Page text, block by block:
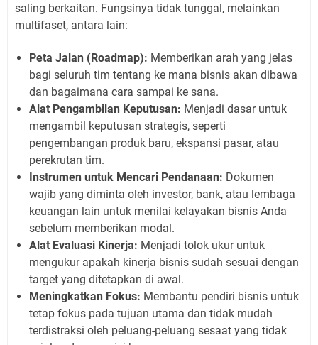
saling berkaitan. Fungsinya tidak tunggal, melainkan
multifaset, antara lain:
Peta Jalan (Roadmap): Memberikan arah yang jelas
bagi seluruh tim tentang ke mana bisnis akan dibawa
dan bagaimana cara sampai ke sana.
Alat Pengambilan Keputusan: Menjadi dasar untuk
mengambil keputusan strategis, seperti
pengembangan produk baru, ekspansi pasar, atau
perekrutan tim.
Instrumen untuk Mencari Pendanaan: Dokumen
wajib yang diminta oleh investor, bank, atau lembaga
keuangan lain untuk menilai kelayakan bisnis Anda
sebelum memberikan modal.
Alat Evaluasi Kinerja: Menjadi tolok ukur untuk
mengukur apakah kinerja bisnis sudah sesuai dengan
target yang ditetapkan di awal.
Meningkatkan Fokus: Membantu pendiri bisnis untuk
tetap fokus pada tujuan utama dan tidak mudah
terdistraksi oleh peluang-peluang sesaat yang tidak